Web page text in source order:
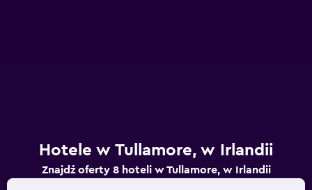
Hotele w Tullamore, w Irlandii
Znajdź oferty 8 hoteli w Tullamore, w Irlandii